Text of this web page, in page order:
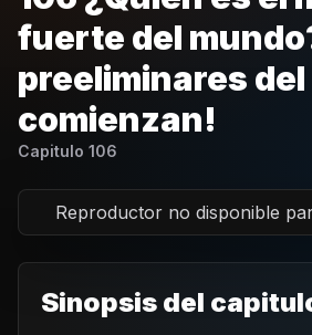
fuerte del
preeliminares
comienzan!
Capitulo 106
Reproductor no disponible
Sinopsis del